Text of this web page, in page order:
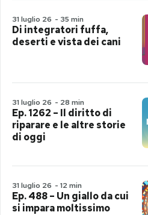
31 luglio 26 - 35 min
Di integratori fuffa,
deserti e vista dei cani
31 luglio 26 - 28 min
Ep. 1262 – Il diritto di
riparare e le altre storie
di oggi
31 luglio 26 - 12 min
Ep. 488 – Un giallo da cui
si impara moltissimo